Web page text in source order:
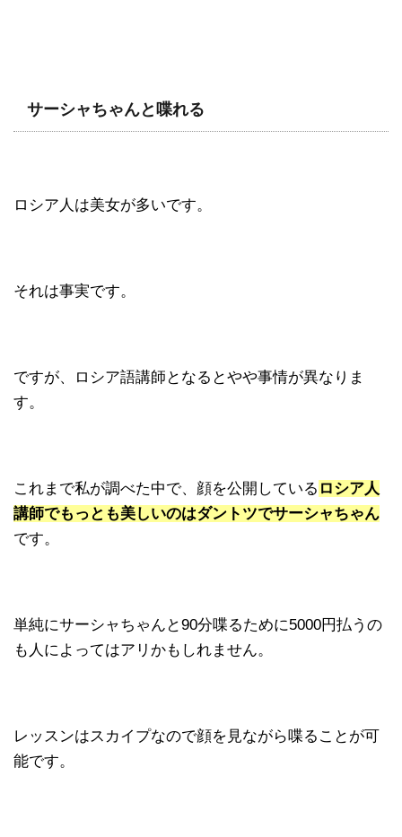
サーシャちゃんと喋れる
ロシア人は美女が多いです。
それは事実です。
ですが、ロシア語講師となるとやや事情が異なりま
す。
これまで私が調べた中で、顔を公開している ロシア人
講師でもっとも美しいのはダントツでサーシャちゃん
です。
単純にサーシャちゃんと90分喋るために5000円払うの
も人によってはアリかもしれません。
レッスンはスカイプなので顔を見ながら喋ることが可
能です。